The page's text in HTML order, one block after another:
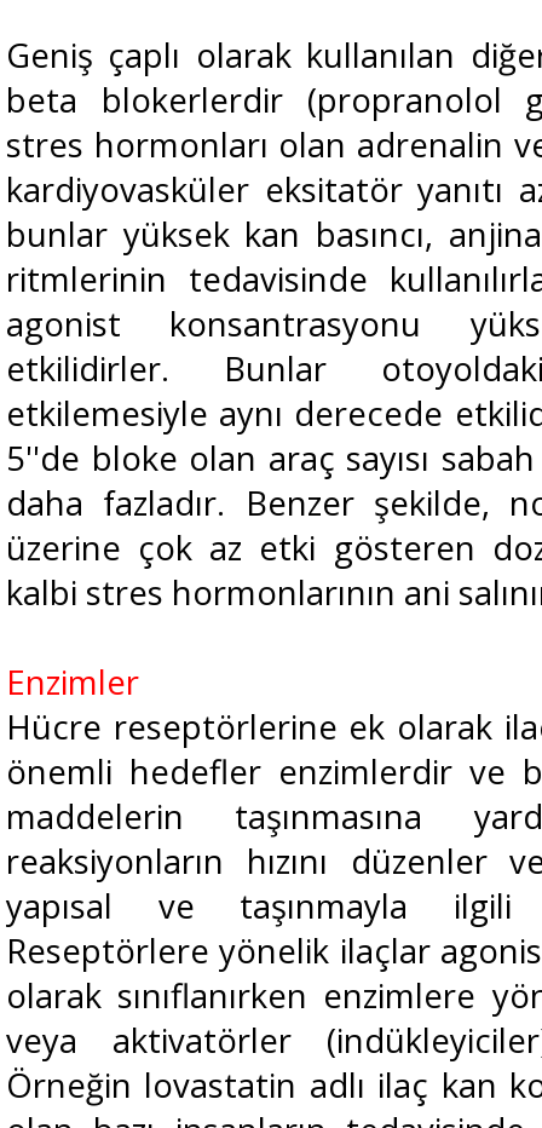
Geniş çaplı olarak kullanılan
beta blokerlerdir (propranolol
stres hormonları olan adrenalin
kardiyovasküler eksitatör yanıtı
bunlar yüksek kan basıncı,
ritmlerinin tedavisinde
agonist konsantrasyonu
etkilidirler. Bunlar
etkilemesiyle aynı derecede
5''de bloke olan araç sayısı
daha fazladır. Benzer şekilde,
üzerine çok az etki gösteren
kalbi stres hormonlarının ani
Enzimler
Hücre reseptörlerine ek olarak
önemli hedefler enzimlerdir ve
maddelerin taşınmasına
reaksiyonların hızını düzenler
yapısal ve taşınmayla ilgili
Reseptörlere yönelik ilaçlar
olarak sınıflanırken enzimlere
veya aktivatörler
Örneğin lovastatin adlı ilaç kan